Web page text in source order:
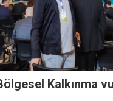
Kalkınma